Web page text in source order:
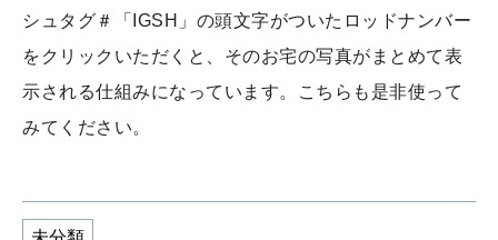
シュタグ＃「IGSH」の頭文字がついたロッドナンバー
をクリックいただくと、そのお宅の写真がまとめて表
示される仕組みになっています。こちらも是非使って
みてください。